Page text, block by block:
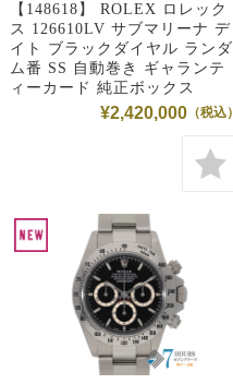
【148618】 ROLEX ロレック
ス 126610LV サブマリーナ デ
イト ブラックダイヤル ランダ
ム番 SS 自動巻き ギャランテ
ィーカード 純正ボックス
¥2,420,000